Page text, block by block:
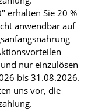
erhalten Sie 20 %
anwendbar auf
nur einzulösen
bis 31.08.2026.
uns vor, die